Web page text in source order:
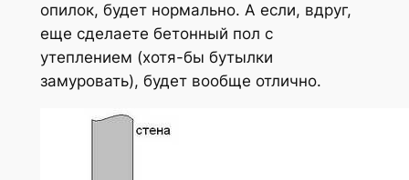
опилок, будет нормально. А если, вдруг,
еще сделаете бетонный пол с
утеплением (хотя-бы бутылки
замуровать), будет вообще отлично.